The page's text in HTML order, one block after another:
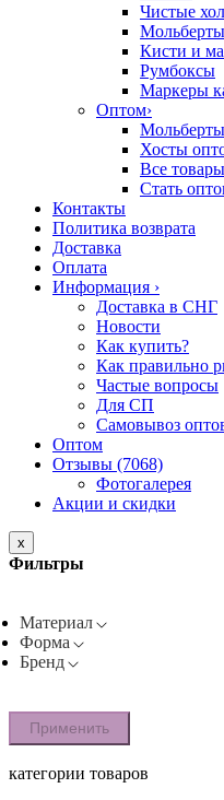
Чистые
Мольберты
Кисти и
Румбоксы
Маркеры
Оптом›
Хосты
Все
Стать
Контакты
Политика возврата
Доставка
Оплата
Информация ›
Доставка в СНГ
Новости
Как купить?
Как правильно
Частые вопросы
Для СП
Самовывоз
Оптом
Отзывы (7068)
Фотогалерея
Акции и скидки
x
Фильтры
Материал
Форма
Бренд
Применить
категории товаров